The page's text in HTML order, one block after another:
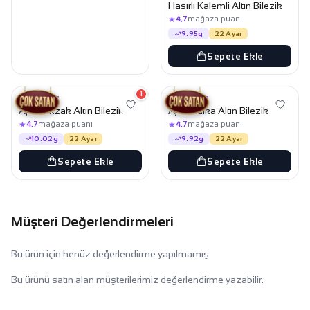
Hasırlı Kalemli Altın Bilezik
★4,7mağaza puanı
9.95g 22 Ayar
Sepete Ekle
68.849,99 TL
1
İŞÇILIKSIZ
Ajda Zikzak Altın Bilezik
★4,7mağaza puanı
10.02g 22 Ayar
Sepete Ekle
70.799,99 TL
68.149,99 TL
İŞÇILIKSIZ
Ajda Halka Altın Bilezik
★4,7mağaza puanı
9.92g 22 Ayar
Sepete Ekle
Müşteri Değerlendirmeleri
Bu ürün için henüz değerlendirme yapılmamış.
Bu ürünü satın alan müşterilerimiz değerlendirme yazabilir.